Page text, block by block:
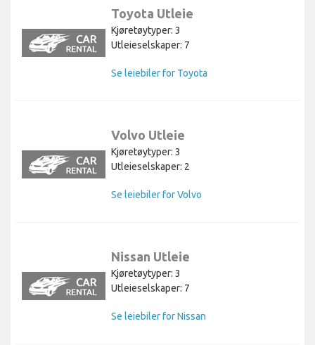
Toyota Utleie
Kjøretøytyper: 3
Utleieselskaper: 7
Se leiebiler for Toyota
Volvo Utleie
Kjøretøytyper: 3
Utleieselskaper: 2
Se leiebiler for Volvo
Nissan Utleie
Kjøretøytyper: 3
Utleieselskaper: 7
Se leiebiler for Nissan